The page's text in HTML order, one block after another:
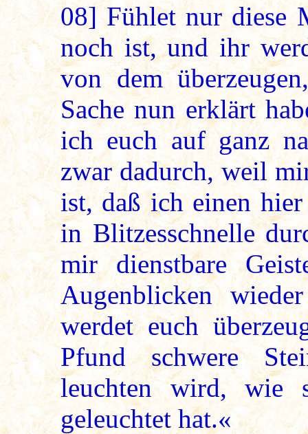
08] Fühlet nur diese
noch ist, und ihr
von dem
Sache nun erklärt
ich euch auf ganz
zwar dadurch, weil
ist, daß ich einen
in Blitzesschnelle
mir dienstbare
Augenblicken
werdet euch
Pfund schwere
leuchten wird, wie
geleuchtet hat.«